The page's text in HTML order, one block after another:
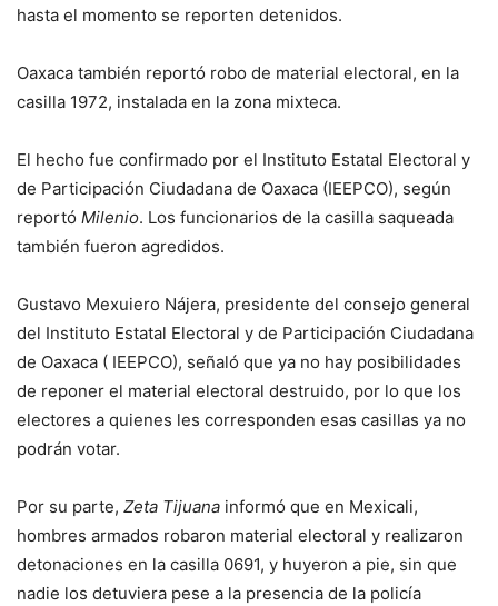
hasta el momento se reporten detenidos.
Oaxaca también reportó robo de material electoral, en la
casilla 1972, instalada en la zona mixteca.
El hecho fue confirmado por el Instituto Estatal Electoral y
de Participación Ciudadana de Oaxaca (IEEPCO), según
reportó Milenio. Los funcionarios de la casilla saqueada
también fueron agredidos.
Gustavo Mexuiero Nájera, presidente del consejo general
del Instituto Estatal Electoral y de Participación Ciudadana
de Oaxaca ( IEEPCO), señaló que ya no hay posibilidades
de reponer el material electoral destruido, por lo que los
electores a quienes les corresponden esas casillas ya no
podrán votar.
Por su parte, Zeta Tijuana informó que en Mexicali,
hombres armados robaron material electoral y realizaron
detonaciones en la casilla 0691, y huyeron a pie, sin que
nadie los detuviera pese a la presencia de la policía